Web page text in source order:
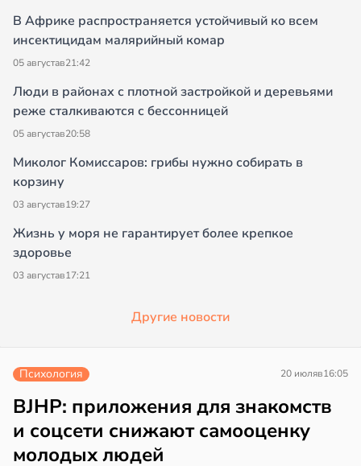
В Африке распространяется устойчивый ко всем
инсектицидам малярийный комар
05 августав21:42
Люди в районах с плотной застройкой и деревьями
реже сталкиваются с бессонницей
05 августав20:58
Миколог Комиссаров: грибы нужно собирать в
корзину
03 августав19:27
Жизнь у моря не гарантирует более крепкое
здоровье
03 августав17:21
Другие новости
Психология 20 июляв16:05
BJHP: приложения для знакомств
и соцсети снижают самооценку
молодых людей